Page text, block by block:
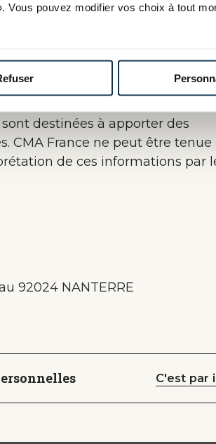
Vous pouvez modifier vos choix à tout
de contenu sont à adresser
une information fiable et
apportons, des erreurs ou
pour corriger les erreurs qui
destinées à apporter des
CMA France ne peut être tenue
de ces informations par
92024 NANTERRE
C'est par